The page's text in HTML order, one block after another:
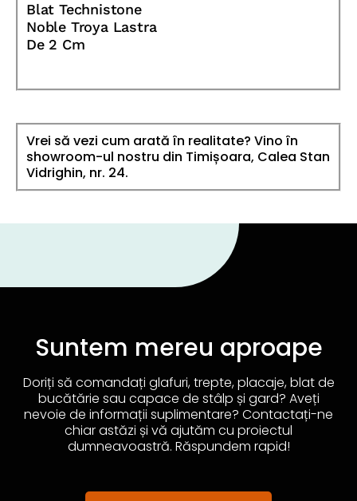
Blat Technistone
Noble Troya Lastra
De 2 Cm
Vrei să vezi cum arată în realitate? Vino în
showroom-ul nostru din Timișoara, Calea Stan
Vidrighin, nr. 24.
Suntem mereu aproape
Doriți să comandați glafuri, trepte, placaje, blat de
bucătărie sau capace de stâlp și gard? Aveți
nevoie de informații suplimentare? Contactați-ne
chiar astăzi și vă ajutăm cu proiectul
dumneavoastră. Răspundem rapid!